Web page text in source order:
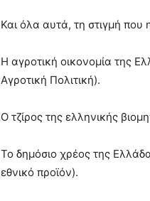
Και όλα αυτά, τη στιγμή
Η αγροτική οικονομία της
Αγροτική Πολιτική).
Ο τζίρος της ελληνικής
Το δημόσιο χρέος της
εθνικό προϊόν).